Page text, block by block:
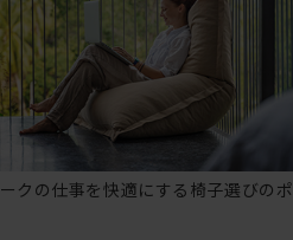
クの仕事を快適にする椅子選びのポ